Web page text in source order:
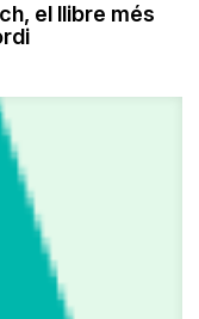
el llibre més